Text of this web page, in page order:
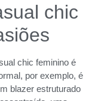
chic
chic feminino é
por exemplo, é
blazer estruturado